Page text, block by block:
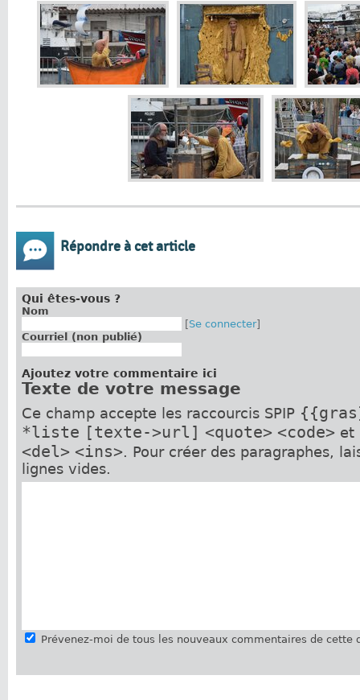
Répondre à cet article
Qui êtes-vous ?
Nom
[Se connecter]
Courriel (non publié)
Ajoutez votre commentaire ici
Texte de votre message
Ce champ accepte les raccourcis SPIP
*liste [texte->url] <quote> <code>et
<del> <ins>. Pour créer des paragraphes,
lignes vides.
Prévenez-moi de tous les nouveaux commentaires de cette